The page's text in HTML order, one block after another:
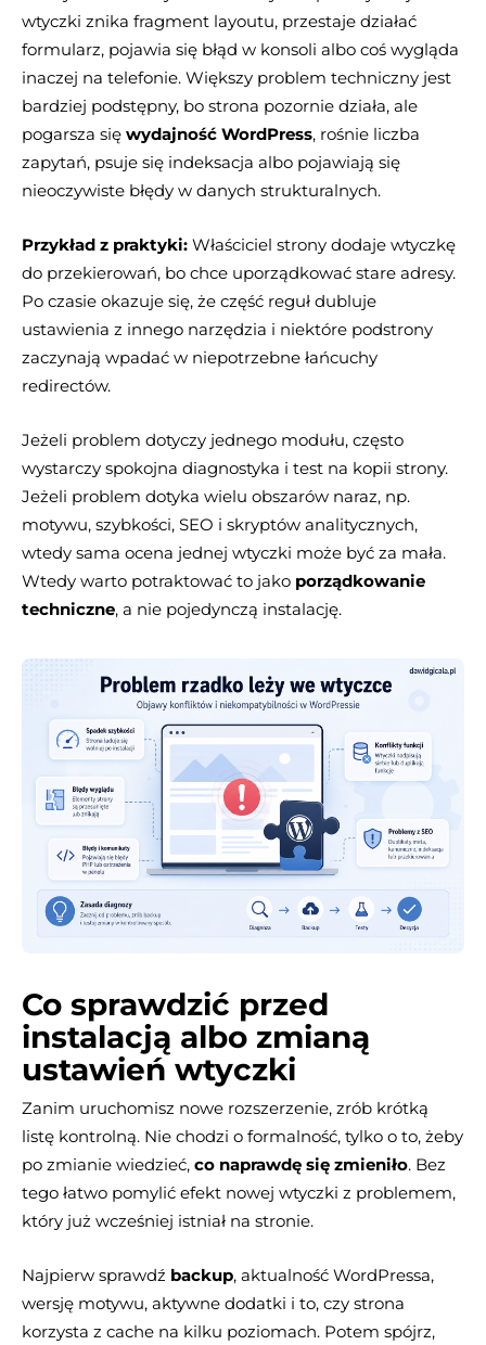
wtyczki znika fragment layoutu, przestaje działać
formularz, pojawia się błąd w konsoli albo coś wygląda
inaczej na telefonie. Większy problem techniczny jest
bardziej podstępny, bo strona pozornie działa, ale
pogarsza się wydajność WordPress, rośnie liczba
zapytań, psuje się indeksacja albo pojawiają się
nieoczywiste błędy w danych strukturalnych.
Przykład z praktyki: Właściciel strony dodaje wtyczkę
do przekierowań, bo chce uporządkować stare adresy.
Po czasie okazuje się, że część reguł dubluje
ustawienia z innego narzędzia i niektóre podstrony
zaczynają wpadać w niepotrzebne łańcuchy
redirectów.
Jeżeli problem dotyczy jednego modułu, często
wystarczy spokojna diagnostyka i test na kopii strony.
Jeżeli problem dotyka wielu obszarów naraz, np.
motywu, szybkości, SEO i skryptów analitycznych,
wtedy sama ocena jednej wtyczki może być za mała.
Wtedy warto potraktować to jako porządkowanie
techniczne, a nie pojedynczą instalację.
Co sprawdzić przed
instalacją albo zmianą
ustawień wtyczki
Zanim uruchomisz nowe rozszerzenie, zrób krótką
listę kontrolną. Nie chodzi o formalność, tylko o to, żeby
po zmianie wiedzieć, co naprawdę się zmieniło. Bez
tego łatwo pomylić efekt nowej wtyczki z problemem,
który już wcześniej istniał na stronie.
Najpierw sprawdź backup, aktualność WordPressa,
wersję motywu, aktywne dodatki i to, czy strona
korzysta z cache na kilku poziomach. Potem spójrz,